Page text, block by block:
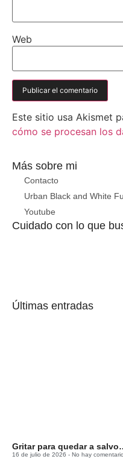
Web
Este sitio usa Akismet
cómo se procesan los
Más sobre mi
Contacto
Urban Black and White
Youtube
Cuidado con lo que
Últimas entradas
Gritar para quedar a
16 de julio de 2026 No hay